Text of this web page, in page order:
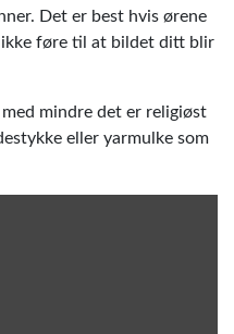
Det er best hvis ørene
ikke føre til at bildet ditt blir
mindre det er religiøst
eller yarmulke som